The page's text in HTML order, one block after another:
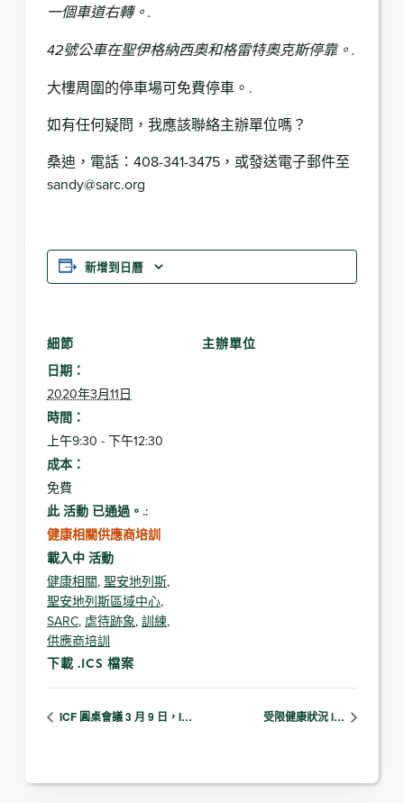
一個車道右轉。.
42號公車在聖伊格納西奧和格雷特奧克斯停靠。.
大樓周圍的停車場可免費停車。.
如有任何疑問，我應該聯絡主辦單位嗎？
桑迪，電話：408-341-3475，或發送電子郵件至
sandy@sarc.org
新增到日曆
細節
日期：
2020年3月11日
時間：
上午9:30 - 下午12:30
成本：
免費
此 活動 已通過。.:
健康相關供應商培訓
載入中 活動
健康相關, 聖安地列斯,
聖安地列斯區域中心,
SARC, 虐待跡象, 訓練,
供應商培訓
下載 .ICS 檔案
主辦單位
ICF 圓桌會議 3 月 9 日，I… 受限健康狀況 i…